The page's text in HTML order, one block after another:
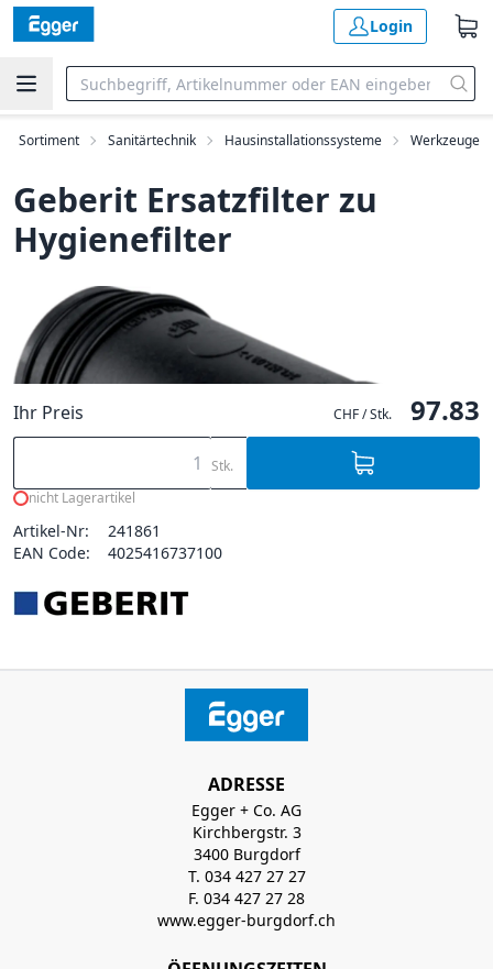
Login
Sortiment Sanitärtechnik Hausinstallationssysteme Werkzeuge
Geberit Ersatzfilter zu
Hygienefilter
Ihr Preis CHF / Stk. 97.83
Stk.
nicht Lagerartikel
Artikel-Nr:
241861
EAN Code:
4025416737100
ADRESSE
Egger + Co. AG
Kirchbergstr. 3
3400 Burgdorf
T. 034 427 27 27
F. 034 427 27 28
www.egger-burgdorf.ch